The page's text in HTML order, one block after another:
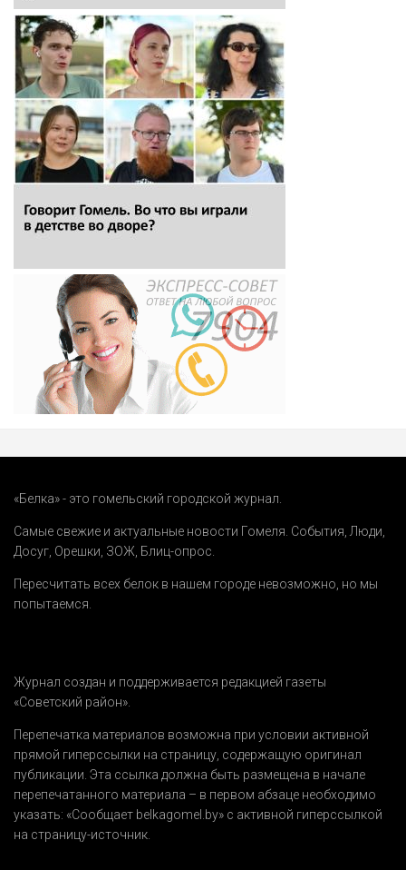
«Белка» - это гомельский городской журнал.
Самые свежие и актуальные новости Гомеля. События Люди
Досуг Орешки ЗОЖ Блиц-опрос
Пересчитать всех белок в нашем городе невозможно, но мы
попытаемся.
Журнал создан и поддерживается редакцией газеты
«Советский район».
Перепечатка материалов возможна при условии активной
прямой гиперссылки на страницу, содержащую оригинал
публикации. Эта ссылка должна быть размещена в начале
перепечатанного материала – в первом абзаце необходимо
указать: «Сообщает belkagomel.by» с активной гиперссылкой
на страницу-источник.